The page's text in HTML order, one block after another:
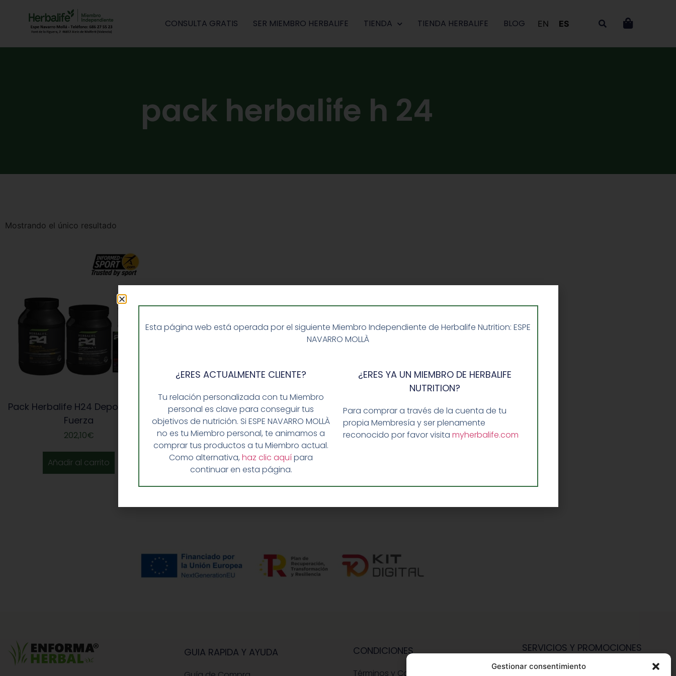
Gestionar consentimiento
CONSULTA GRATIS SER MIEMBRO HERBALIFE TIENDA TIENDA HERBALIFE BLOG EN ES
pack herbalife h 24
Mostrando el único resultado
Pack Herbalife H24 Deportes de
Fuerza
202,10€
Añadir al carrito
GUIA RAPIDA Y AYUDA CONDICIONES
Términos y Condiciones
SERVICIOS Y PROMOCIONES
Hazte Miembro Herbalife
Esta página web está operada por el siguiente Miembro Independiente de Herbalife Nutrition: ESPE
NAVARRO MOLLÀ
¿ERES ACTUALMENTE CLIENTE?
Tu relación personalizada con tu Miembro
personal es clave para conseguir tus
objetivos de nutrición. Si ESPE NAVARRO MOLLÀ
no es tu Miembro personal, te animamos a
comprar tus productos a tu Miembro actual.
Como alternativa,haz clic aquípara
continuar en esta página.
¿ERES YA UN MIEMBRO DE HERBALIFE
NUTRITION?
Para comprar a través de la cuenta de tu
propia Membresía y ser plenamente
reconocido por favor visita myherbalife.com